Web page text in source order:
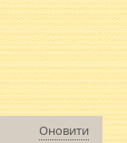
Оновити